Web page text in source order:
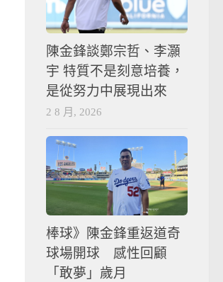
陳金鋒談鄭宗哲、李灝
宇 特質不是刻意培養，
是從努力中展現出來
2 8 月, 2026
棒球》陳金鋒重返道奇
球場開球 感性回顧
「敢夢」歲月